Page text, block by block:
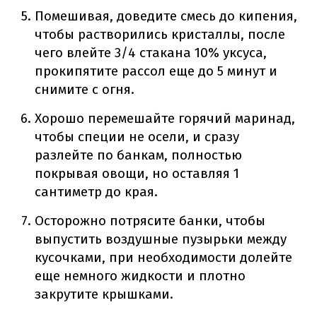
Помешивая, доведите смесь до кипения,
чтобы растворились кристаллы, после
чего влейте 3/4 стакана 10% уксуса,
прокипятите рассол еще до 5 минут и
снимите с огня.
Хорошо перемешайте горячий маринад,
чтобы специи не осели, и сразу
разлейте по банкам, полностью
покрывая овощи, но оставляя 1
сантиметр до края.
Осторожно потрясите банки, чтобы
выпустить воздушные пузырьки между
кусочками, при необходимости долейте
еще немного жидкости и плотно
закрутите крышками.